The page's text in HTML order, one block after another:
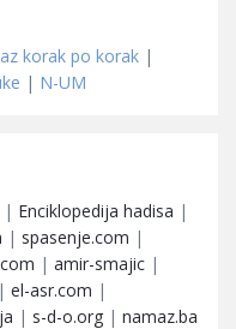
korak po korak |
| N-UM
| Enciklopedija hadisa |
| spasenje.com |
| amir-smajic |
| el-asr.com |
| s-d-o.org | namaz.ba